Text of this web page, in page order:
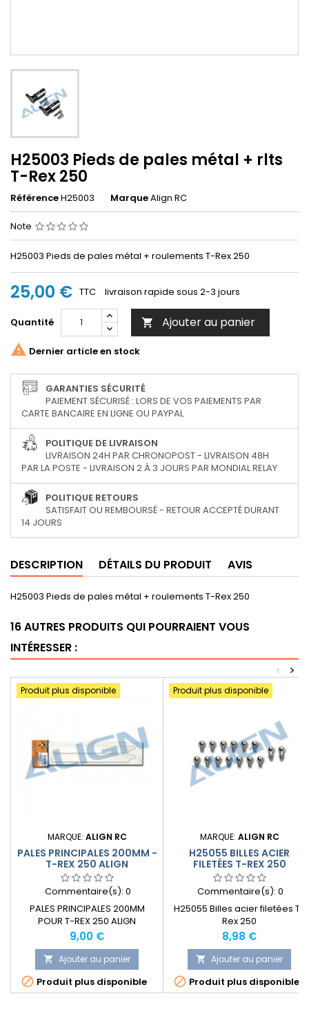
H25003 Pieds de pales métal + rlts
T-Rex 250
RéférenceH25003 MarqueAlign RC
Note
H25003 Pieds de pales métal + roulements T-Rex 250
25,00 € TTC livraison rapide sous 2-3 jours
Quantité  Ajouter au panier
 Dernier article en stock
GARANTIES SÉCURITÉ
PAIEMENT SÉCURISÉ : LORS DE VOS PAIEMENTS PAR
CARTE BANCAIRE EN LIGNE OU PAYPAL
POLITIQUE DE LIVRAISON
LIVRAISON 24H PAR CHRONOPOST - LIVRAISON 48H
PAR LA POSTE - LIVRAISON 2 À 3 JOURS PAR MONDIAL RELAY
POLITIQUE RETOURS
SATISFAIT OU REMBOURSÉ - RETOUR ACCEPTÉ DURANT
14 JOURS
DESCRIPTION DÉTAILS DU PRODUIT AVIS
H25003 Pieds de pales métal + roulements T-Rex 250
16 AUTRES PRODUITS QUI POURRAIENT VOUS
INTÉRESSER :
>
<
Produit plus disponible
MARQUE: ALIGN RC
PALES PRINCIPALES 200MM -
T-REX 250 ALIGN
Commentaire(s): 0
PALES PRINCIPALES 200MM
POUR T-REX 250 ALIGN
Prix
9,00 €
 Ajouter au panier
 Produit plus disponible
Produit plus disponible
MARQUE: ALIGN RC
H25055 BILLES ACIER
FILETÉES T-REX 250
Commentaire(s): 0
H25055 Billes acier filetées T-
Rex 250
Prix
8,98 €
 Ajouter au panier
 Produit plus disponible